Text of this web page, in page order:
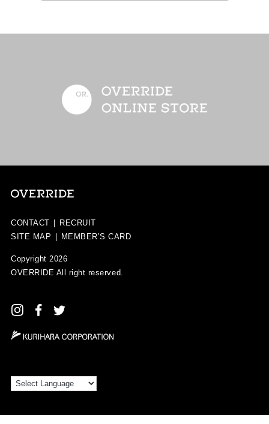
CONTACT
RECRUIT
SITE MAP
MEMBER’S CARD
Copyright 2026
OVERRIDE All right reserved.